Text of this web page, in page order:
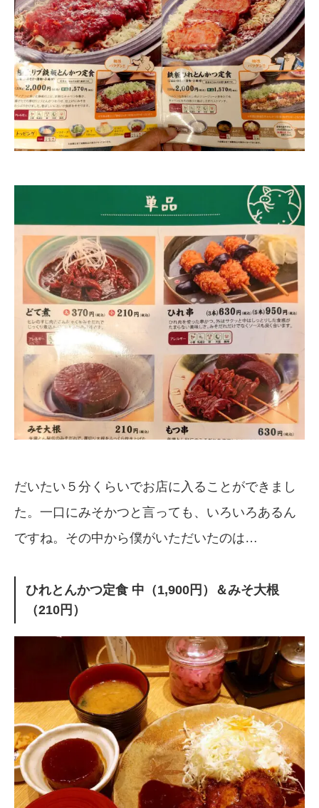
だいたい５分くらいでお店に入ることができまし
た。一口にみそかつと言っても、いろいろあるん
ですね。その中から僕がいただいたのは…
ひれとんかつ定食 中（1,900円）＆みそ大根
（210円）